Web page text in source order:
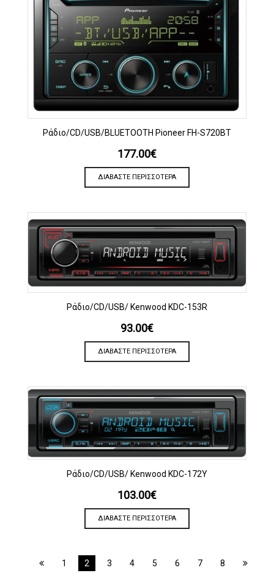
Ράδιο/CD/USB/BLUETOOTH Pioneer FH-S720BT
177.00€
ΔΙΑΒΆΣΤΕ ΠΕΡΙΣΣΌΤΕΡΑ
Ράδιο/CD/USB/ Kenwood KDC-153R
93.00€
ΔΙΑΒΆΣΤΕ ΠΕΡΙΣΣΌΤΕΡΑ
Ράδιο/CD/USB/ Kenwood KDC-172Y
103.00€
ΔΙΑΒΆΣΤΕ ΠΕΡΙΣΣΌΤΕΡΑ
1 2 3 4 5 6 7 8